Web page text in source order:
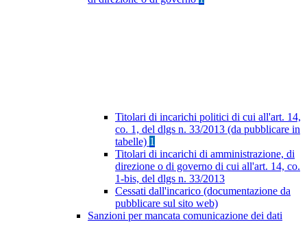
Titolari di incarichi politici di cui all'art. 14,
co. 1, del dlgs n. 33/2013 (da pubblicare in
tabelle) 1
Titolari di incarichi di amministrazione, di
direzione o di governo di cui all'art. 14, co.
1-bis, del dlgs n. 33/2013
Cessati dall'incarico (documentazione da
pubblicare sul sito web)
Sanzioni per mancata comunicazione dei dati